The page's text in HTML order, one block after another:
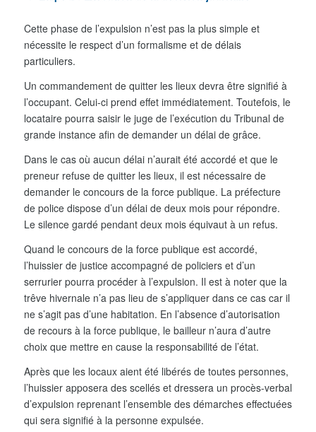
Cette phase de l’expulsion n’est pas la plus simple et
nécessite le respect d’un formalisme et de délais
particuliers.
Un commandement de quitter les lieux devra être signifié à
l’occupant. Celui-ci prend effet immédiatement. Toutefois, le
locataire pourra saisir le juge de l’exécution du Tribunal de
grande instance afin de demander un délai de grâce.
Dans le cas où aucun délai n’aurait été accordé et que le
preneur refuse de quitter les lieux, il est nécessaire de
demander le concours de la force publique. La préfecture
de police dispose d’un délai de deux mois pour répondre.
Le silence gardé pendant deux mois équivaut à un refus.
Quand le concours de la force publique est accordé,
l’huissier de justice accompagné de policiers et d’un
serrurier pourra procéder à l’expulsion. Il est à noter que la
trêve hivernale n’a pas lieu de s’appliquer dans ce cas car il
ne s’agit pas d’une habitation. En l’absence d’autorisation
de recours à la force publique, le bailleur n’aura d’autre
choix que mettre en cause la responsabilité de l’état.
Après que les locaux aient été libérés de toutes personnes,
l’huissier apposera des scellés et dressera un procès-verbal
d’expulsion reprenant l’ensemble des démarches effectuées
qui sera signifié à la personne expulsée.